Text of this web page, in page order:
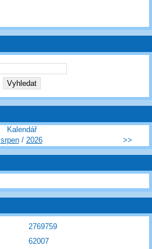
Kalendář
srpen/ 2026 >>
2769759
62007